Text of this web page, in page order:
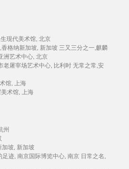
现代美术馆, 北京
格纳新加坡, 新加坡 三又三分之一,麒麟
洲艺术中心, 北京
老屠宰场艺术中心, 比利时 无常之常,安
馆, 上海
术馆, 上海
州
坡, 新加坡
迹, 南京国际博览中心, 南京 日常之名,